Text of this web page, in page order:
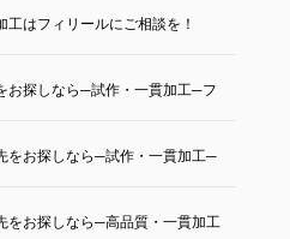
工はフィリールにご相談を！
お探しなら─試作・一貫加工─フ
をお探しなら─試作・一貫加工─
をお探しなら─高品質・一貫加工